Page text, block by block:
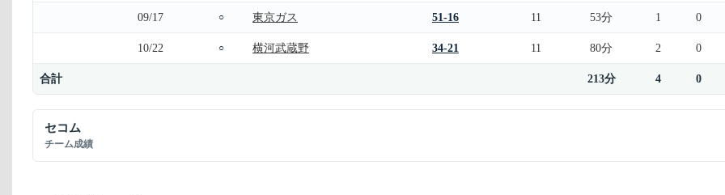
09/17 ○ 東京ガス 51-16 11 53分 1 0
10/22 ○ 横河武蔵野 34-21 11 80分 2 0
合計 213分 4 0
セコム
チーム成績